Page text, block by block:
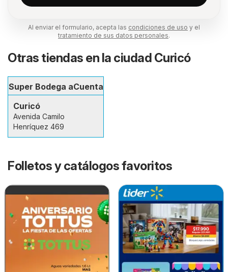
Al enviar el formulario, acepta las condiciones de uso y el
tratamiento de sus datos personales.
Otras tiendas en la ciudad Curicó
Super Bodega aCuenta
Curicó
Avenida Camilo
Henríquez 469
Folletos y catálogos favoritos